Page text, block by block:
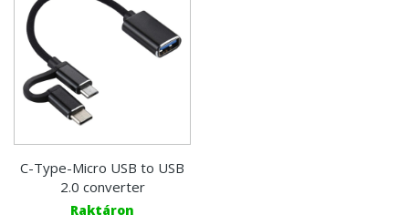
C-Type-Micro USB to USB
2.0 converter
Raktáron